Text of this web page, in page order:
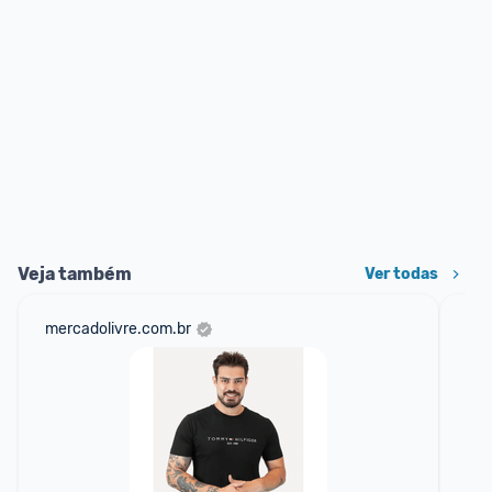
Veja também Ver todas
mercadolivre.com.br